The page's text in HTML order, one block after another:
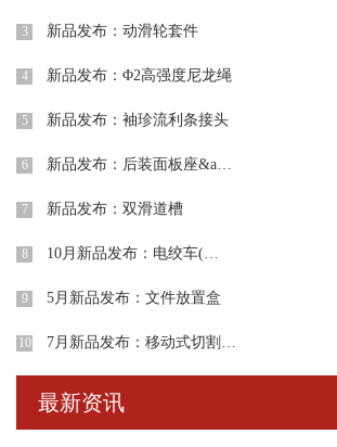
3 新品发布：动滑轮套件
4 新品发布：Φ2高强度尼龙绳
5 新品发布：袖珍流利条接头
6 新品发布：后装面板座&a…
7 新品发布：双滑道槽
8 10月新品发布：电绞车(…
9 5月新品发布：文件放置盒
10 7月新品发布：移动式切割…
最新资讯